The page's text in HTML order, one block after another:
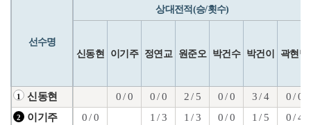
선수명
상대전적(승/횟수)
신동현 이기주 정연교 원준오 박건수 박건이 곽현명
1 신동현 0 / 0 0 / 0 2 / 5 0 / 0 3 / 4 0 / 0
2 이기주 0 / 0 1 / 3 1 / 3 0 / 0 1 / 5 0 / 4